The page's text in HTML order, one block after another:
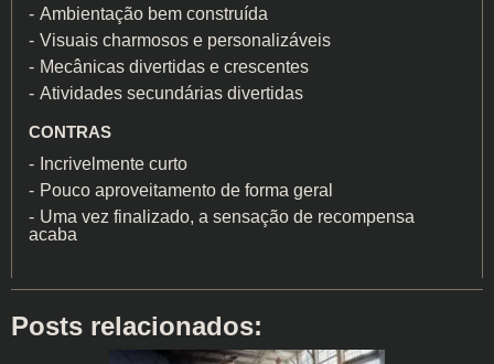
Ambientação bem construída
Visuais charmosos e personalizáveis
Mecânicas divertidas e crescentes
Atividades secundárias divertidas
CONTRAS
Incrivelmente curto
Pouco aproveitamento de forma geral
Uma vez finalizado, a sensação de recompensa
acaba
Posts relacionados: